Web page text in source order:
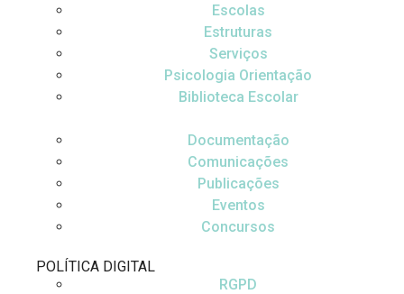
Escolas
Estruturas
Serviços
Psicologia Orientação
Biblioteca Escolar
Documentação
Comunicações
Publicações
Eventos
Concursos
POLÍTICA DIGITAL
RGPD